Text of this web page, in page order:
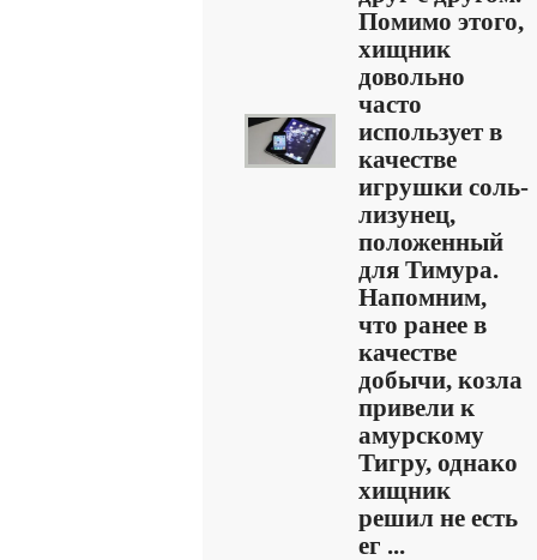
Помимо этого,
хищник
довольно
часто
использует в
качестве
игрушки соль-
лизунец,
положенный
для Тимура.
Напомним,
что ранее в
качестве
добычи, козла
привели к
амурскому
Тигру, однако
хищник
решил не есть
ег ...